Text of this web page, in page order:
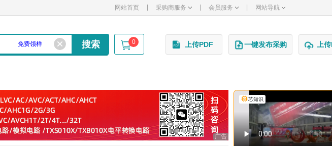
网站首页 采购商服务 会员服务 网站导航
免费领样 0 上传PDF 一键发布采购 上
广告
芯知识